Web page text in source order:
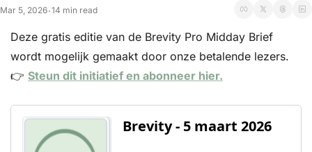
Mar 5, 2026•14 min read
Deze gratis editie van de Brevity Pro Midday Brief
wordt mogelijk gemaakt door onze betalende lezers.
👉 Steun dit initiatief en abonneer hier.